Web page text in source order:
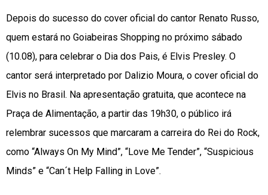
Depois do sucesso do cover oficial do cantor Renato Russo,
quem estará no Goiabeiras Shopping no próximo sábado
(10.08), para celebrar o Dia dos Pais, é Elvis Presley. O
cantor será interpretado por Dalizio Moura, o cover oficial do
Elvis no Brasil. Na apresentação gratuita, que acontece na
Praça de Alimentação, a partir das 19h30, o público irá
relembrar sucessos que marcaram a carreira do Rei do Rock,
como “Always On My Mind”, “Love Me Tender”, “Suspicious
Minds” e “Can´t Help Falling in Love”.